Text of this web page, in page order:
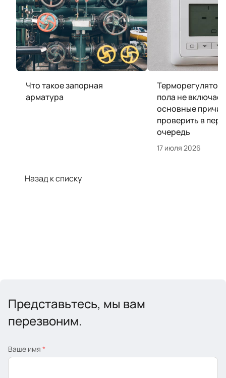
Что такое запорная
арматура
Терморегулятор
пола не
основные
проверить в
очередь
17 июля 2026
Назад к списку
Представьтесь, мы вам
перезвоним.
Ваше имя *